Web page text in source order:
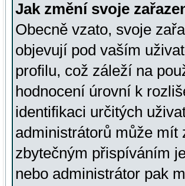
Jak změní svoje
Obecně vzato, svoje
objevují pod vaším
profilu, což záleží na
hodnocení úrovní k
identifikaci určitých
administrátorů může mít
zbytečným přispíváním
nebo administrátor pak